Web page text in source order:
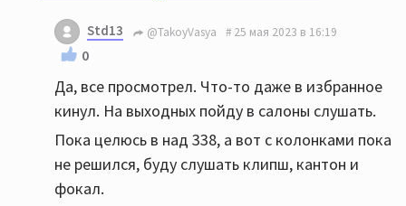
Std13 @TakoyVasya 25 мая 2023 в 16:19
0
Да, все просмотрел. Что-то даже в избранное
кинул. На выходных пойду в салоны слушать.
Пока целюсь в над 338, а вот с колонками пока
не решился, буду слушать клипш, кантон и
фокал.